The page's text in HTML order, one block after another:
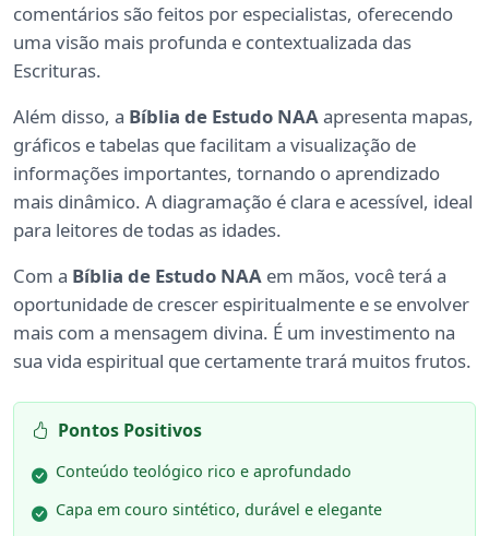
comentários são feitos por especialistas, oferecendo
uma visão mais profunda e contextualizada das
Escrituras.
Além disso, a Bíblia de Estudo NAAapresenta mapas,
gráficos e tabelas que facilitam a visualização de
informações importantes, tornando o aprendizado
mais dinâmico. A diagramação é clara e acessível, ideal
para leitores de todas as idades.
Com a Bíblia de Estudo NAA em mãos, você terá a
oportunidade de crescer espiritualmente e se envolver
mais com a mensagem divina. É um investimento na
sua vida espiritual que certamente trará muitos frutos.
Pontos Positivos
Conteúdo teológico rico e aprofundado
Capa em couro sintético, durável e elegante